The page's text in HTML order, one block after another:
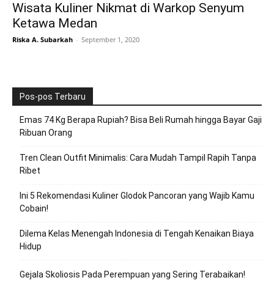
Wisata Kuliner Nikmat di Warkop Senyum
Ketawa Medan
Riska A. Subarkah - September 1, 2020
Pos-pos Terbaru
Emas 74 Kg Berapa Rupiah? Bisa Beli Rumah hingga Bayar Gaji
Ribuan Orang
Tren Clean Outfit Minimalis: Cara Mudah Tampil Rapih Tanpa
Ribet
Ini 5 Rekomendasi Kuliner Glodok Pancoran yang Wajib Kamu
Cobain!
Dilema Kelas Menengah Indonesia di Tengah Kenaikan Biaya
Hidup
Gejala Skoliosis Pada Perempuan yang Sering Terabaikan!